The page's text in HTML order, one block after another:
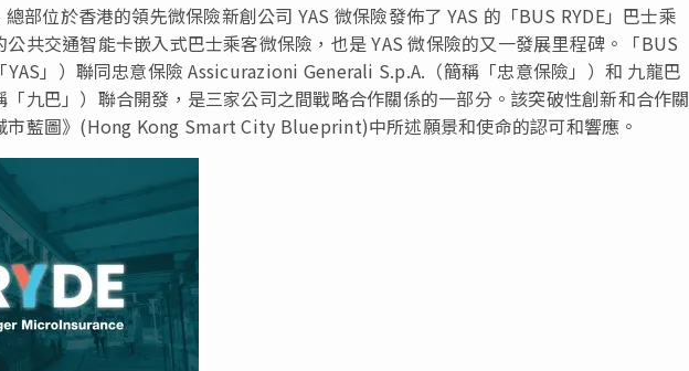
部位於香港的領先微保險新創公司 YAS 微保險發佈了 YAS 的「BUS RYDE」巴士乘
共交通智能卡嵌入式巴士乘客微保險，也是 YAS 微保險的又一發展里程碑。
「BUS
YAS」）聯同忠意保險 Assicurazioni Generali S.p.A.（簡稱「忠意保險」）和 九龍巴
九巴」）聯合開發，是三家公司之間戰略合作關係的一部分。 該突破性創新和合作關
市藍圖》(Hong Kong Smart City Blueprint)中所述願景和使命的認可和響應。